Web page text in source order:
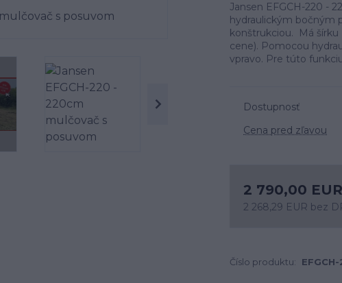
Jansen EFGCH-220
hydraulickým bočným
konštrukciou. Má šírku
cene). Pomocou
vpravo. Pre túto
Dostupnosť
Cena pred zľavou
2 790,00 EUR
2 268,29 EUR bez
Číslo produktu: